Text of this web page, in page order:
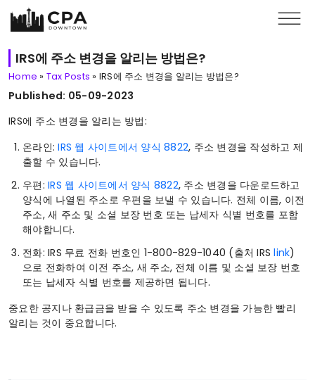
Skip to main content
IRS에 주소 변경을 알리는 방법은?
Home » Tax Posts » IRS에 주소 변경을 알리는 방법은?
Published: 05-09-2023
IRS에 주소 변경을 알리는 방법:
온라인:IRS 웹 사이트에서 양식 8822, 주소 변경을 작성하고 제
출할 수 있습니다.
우편: IRS 웹 사이트에서 양식 8822, 주소 변경을 다운로드하고
양식에 나열된 주소로 우편을 보낼 수 있습니다. 전체 이름, 이전
주소, 새 주소 및 소셜 보장 번호 또는 납세자 식별 번호를 포함
해야합니다.
전화: IRS 무료 전화 번호인 1-800-829-1040 (출처 IRSlink)
으로 전화하여 이전 주소, 새 주소, 전체 이름 및 소셜 보장 번호
또는 납세자 식별 번호를 제공하면 됩니다.
중요한 공지나 환급금을 받을 수 있도록 주소 변경을 가능한 빨리
알리는 것이 중요합니다.